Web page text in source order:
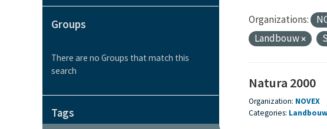
Groups
There are no Groups that match this
search
Tags
Organizations:
Landbouw
Natura 2000
Organization: NOVEX
Categories: